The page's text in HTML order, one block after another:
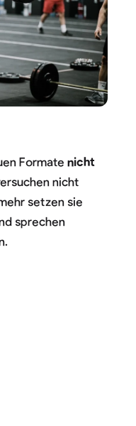
Formate nicht
nicht
setzen sie
sprechen